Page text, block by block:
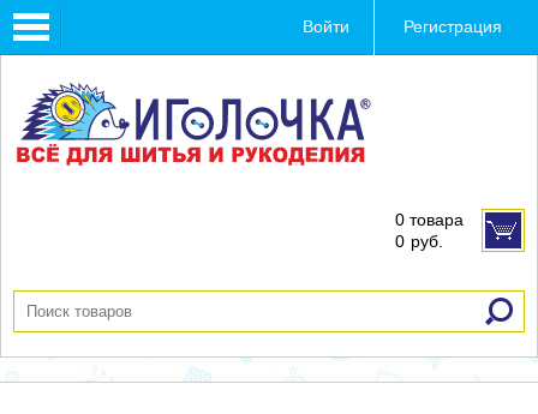
Toggle
navigation
Войти Регистрация
0 товара
0 руб.